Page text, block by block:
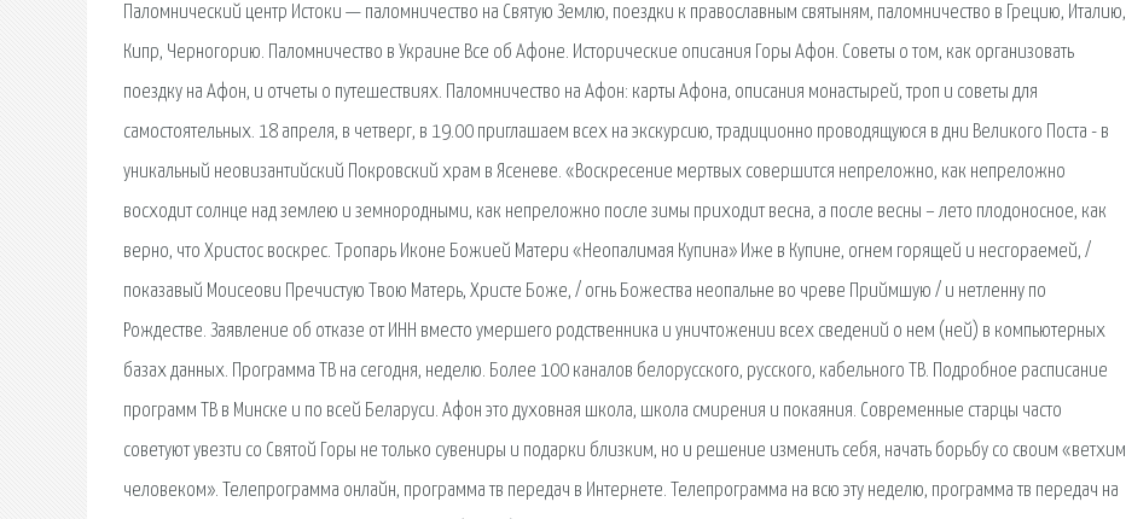
Паломнический центр Истоки — паломничество на Святую Землю, поездки к православным святыням, паломничество в Грецию, Италию,
Кипр, Черногорию. Паломничество в Украине Все об Афоне. Исторические описания Горы Афон. Советы о том, как организовать
поездку на Афон, и отчеты о путешествиях. Паломничество на Афон: карты Афона, описания монастырей, троп и советы для
самостоятельных. 18 апреля, в четверг, в 19.00 приглашаем всех на экскурсию, традиционно проводящуюся в дни Великого Поста - в
уникальный неовизантийский Покровский храм в Ясеневе. «Воскресение мертвых совершится непреложно, как непреложно
восходит солнце над землею и земнородными, как непреложно после зимы приходит весна, а после весны – лето плодоносное, как
верно, что Христос воскрес. Тропарь Иконе Божией Матери «Неопалимая Купина» Иже в Купине, огнем горящей и несгораемей, /
показавый Моисеови Пречистую Твою Матерь, Христе Боже, / огнь Божества неопальне во чреве Приймшую / и нетленну по
Рождестве. Заявление об отказе от ИНН вместо умершего родственника и уничтожении всех сведений о нем (ней) в компьютерных
базах данных. Программа ТВ на сегодня, неделю. Более 100 каналов белорусского, русского, кабельного ТВ. Подробное расписание
программ ТВ в Минске и по всей Беларуси. Афон это духовная школа, школа смирения и покаяния. Современные старцы часто
советуют увезти со Святой Горы не только сувениры и подарки близким, но и решение изменить себя, начать борьбу со своим «ветхим
человеком». Телепрограмма онлайн, программа тв передач в Интернете. Телепрограмма на всю эту неделю, программа тв передач на